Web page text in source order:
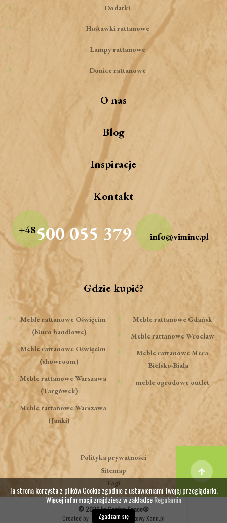
Dodatki
Huśtawki rattanowe
Lampy rattanowe
Donice rattanowe
O nas
Blog
Inspiracje
Kontakt
+48500 055 379 info@vimine.pl
Gdzie kupić?
Meble rattanowe Oświęcim
(biuro handlowe)
Meble rattanowe Oświęcim
(showroom)
Meble rattanowe Warszawa
(Targówek)
Meble rattanowe Warszawa
(Janki)
Meble rattanowe Gdańsk
Meble rattanowe Wrocław
Meble rattanowe Mera
Bielsko-Biała
meble ogrodowe outlet
Polityka prywatności
Sitemap
Tagi
© 2026 by Garden Space®
Created by:
Marketing internetowy Xann.pl
Ta strona korzysta z plików Cookie zgodnie z ustawieniami Twojej przeglądarki.
Więcej informacji znajdziesz w zakładceRegulamin
Zgadzam się